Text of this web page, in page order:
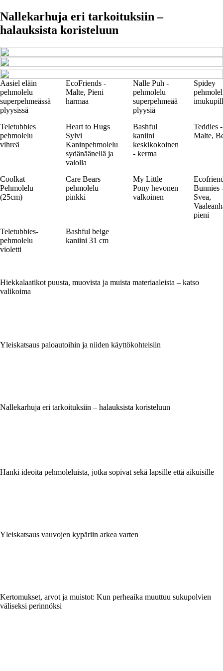
Nallekarhuja eri tarkoituksiin –
halauksista koristeluun
Aasiel eläin
pehmolelu
superpehmeässä
plyysissä
EcoFriends -
Malte, Pieni
harmaa
Nalle Puh -
pehmolelu
superpehmeää
plyysiä
Spidey
Teletubbies
pehmolelu
vihreä
Heart to Hugs
Sylvi
Kaninpehmolelu
sydänäänellä ja
valolla
Bashful
kaniini
keskikokoinen
- kerma
Teddies -
Malte,
Coolkat
Pehmolelu
(25cm)
Care Bears
pehmolelu
pinkki
My Little
Pony hevonen
valkoinen
Bunnies
Svea,
pieni
Teletubbies-
pehmolelu
violetti
Bashful beige
kaniini 31 cm
Hiekkalaatikot puusta, muovista ja muista materiaaleista – katso
valikoima
Yleiskatsaus paloautoihin ja niiden käyttökohteisiin
Nallekarhuja eri tarkoituksiin – halauksista koristeluun
Hanki ideoita pehmoleluista, jotka sopivat sekä lapsille että aikuisille
Yleiskatsaus vauvojen kypäriin arkea varten
Kertomukset, arvot ja muistot: Kun perheaika muuttuu sukupolvien
väliseksi perinnöksi